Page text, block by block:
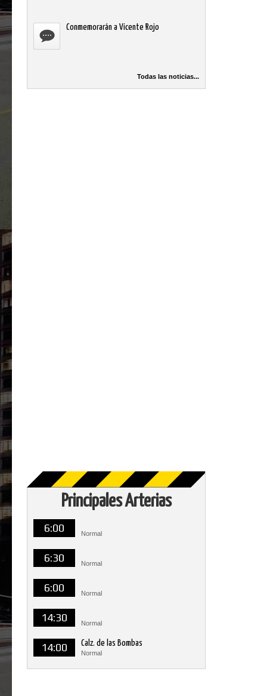
Conmemorarán a Vicente Rojo
Todas las noticias...
Principales Arterias
6:00 Normal
6:30 Normal
6:00 Normal
14:30 Normal
14:00 Calz. de las Bombas
Normal